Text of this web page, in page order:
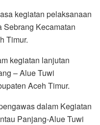
kegiatan pelaksanaan
Sebrang Kecamatan
Timur.
kegiatan lanjutan
– Alue Tuwi
Aceh Timur.
dalam Kegiatan
Panjang-Alue Tuwi